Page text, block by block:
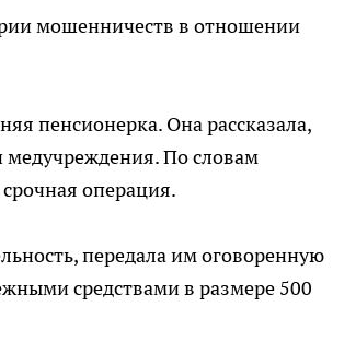
мошенничеств в отношении
пенсионерка. Она рассказала,
медучреждения. По словам
операция.
передала им оговоренную
средствами в размере 500